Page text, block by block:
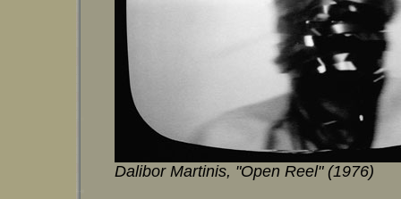
Dalibor Martinis, "Open Reel" (1976)